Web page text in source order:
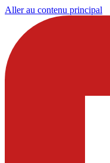
Aller au contenu principal